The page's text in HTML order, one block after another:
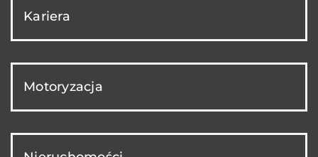
Kariera
Motoryzacja